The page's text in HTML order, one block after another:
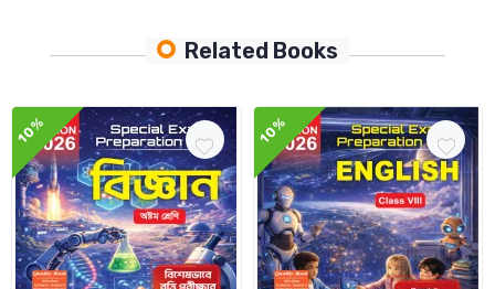
Related Books
10% 10%